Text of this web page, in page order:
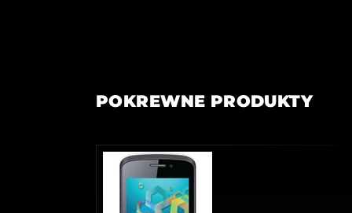
POKREWNE PRODUKTY